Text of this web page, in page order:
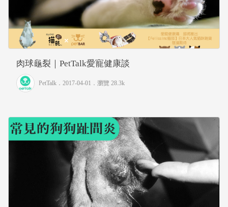
肉球龜裂｜PetTalk愛寵健康談
PetTalk ．2017-04-01． 瀏覽 28.3k